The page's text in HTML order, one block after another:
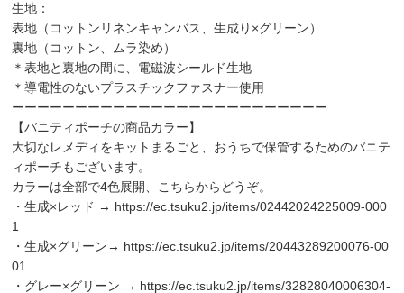
生地：
表地（コットンリネンキャンバス、生成り×グリーン）
裏地（コットン、ムラ染め）
＊表地と裏地の間に、電磁波シールド生地
＊導電性のないプラスチックファスナー使用
ーーーーーーーーーーーーーーーーーーーーーーーーー
【バニティポーチの商品カラー】
大切なレメディをキットまるごと、おうちで保管するためのバニテ
ィポーチもございます。
カラーは全部で4色展開、こちらからどうぞ。
・生成×レッド → https://ec.tsuku2.jp/items/02442024225009-000
1
・生成×グリーン→ https://ec.tsuku2.jp/items/20443289200076-00
01
・グレー×グリーン → https://ec.tsuku2.jp/items/32828040006304-